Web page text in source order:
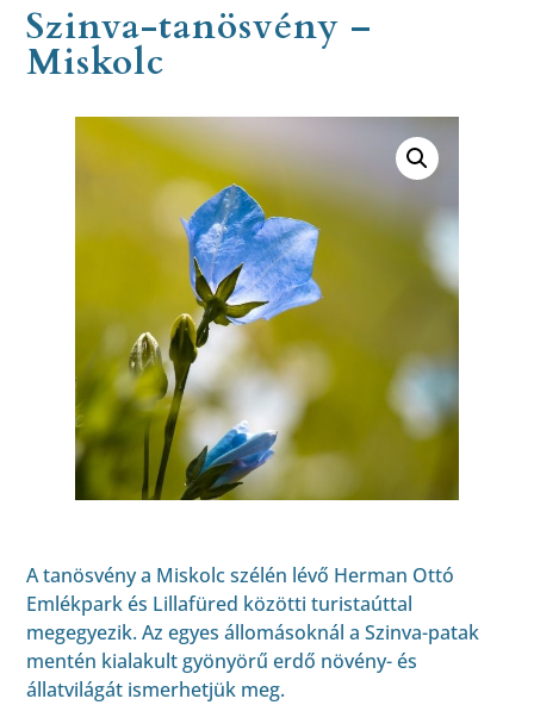
Szinva-tanösvény –
Miskolc
A tanösvény a Miskolc szélén lévő Herman Ottó
Emlékpark és Lillafüred közötti turistaúttal
megegyezik. Az egyes állomásoknál a Szinva-patak
mentén kialakult gyönyörű erdő növény- és
állatvilágát ismerhetjük meg.